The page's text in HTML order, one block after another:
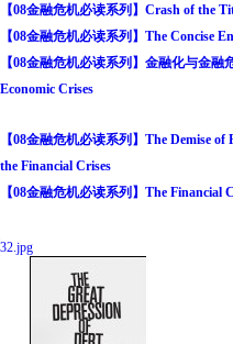
【08金融危机必读系列】Crash of the
【08金融危机必读系列】The Concise
【08金融危机必读系列】金融化与金
Economic Crises
【08金融危机必读系列】The Demise
the Financial Crises
【08金融危机必读系列】The Financial
32.jpg